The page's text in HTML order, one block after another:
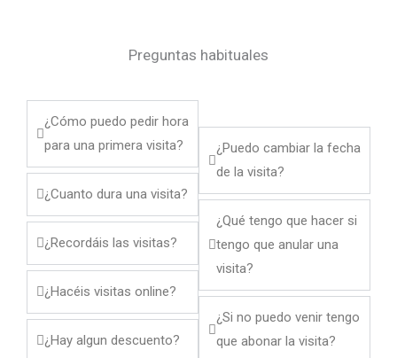
Preguntas habituales
¿Cómo puedo pedir hora
para una primera visita?
¿Cuanto dura una visita?
¿Recordáis las visitas?
¿Hacéis visitas online?
¿Hay algun descuento?
¿Puedo cambiar la fecha
de la visita?
¿Qué tengo que hacer si
tengo que anular una
visita?
¿Si no puedo venir tengo
que abonar la visita?